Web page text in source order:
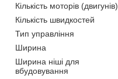
Кількість моторів (двигунів)
Кількість швидкостей
Тип управління
Ширина
Ширина ніші для
вбудовування